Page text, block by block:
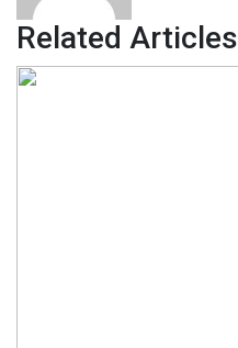
Related Articles